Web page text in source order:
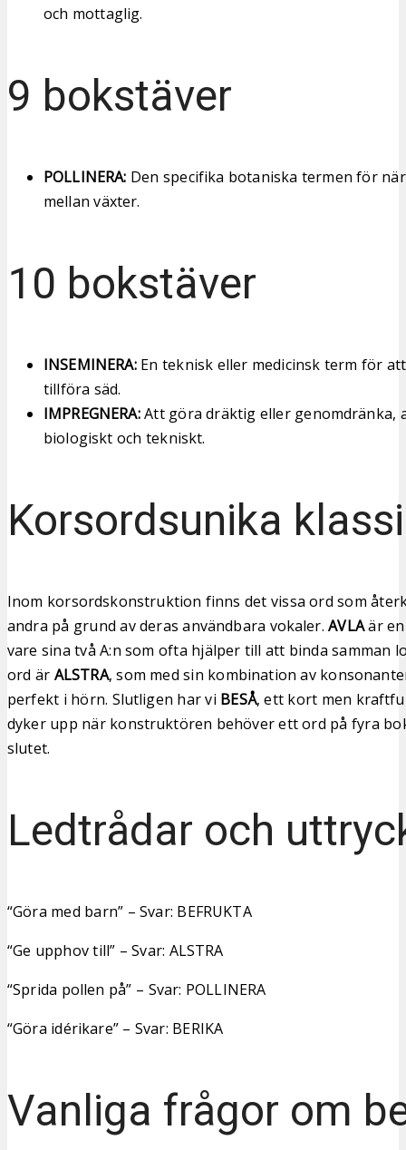
och mottaglig.
9 bokstäver
POLLINERA: Den specifika botaniska termen för
mellan växter.
10 bokstäver
INSEMINERA:En teknisk eller medicinsk term för
tillföra säd.
IMPREGNERA:Att göra dräktig eller genomdränka,
biologiskt och tekniskt.
Korsordsunika
Inom korsordskonstruktion finns det vissa ord som
andra på grund av deras användbara vokaler.AVLAär en
vare sina två A:n som ofta hjälper till att binda samman
ord är ALSTRA, som med sin kombination av
perfekt i hörn. Slutligen har vi BESÅ, ett kort men
dyker upp när konstruktören behöver ett ord på fyra
slutet.
Ledtrådar och
“Göra med barn” – Svar: BEFRUKTA
“Ge upphov till” – Svar: ALSTRA
“Sprida pollen på” – Svar: POLLINERA
“Göra idérikare” – Svar: BERIKA
Vanliga frågor om